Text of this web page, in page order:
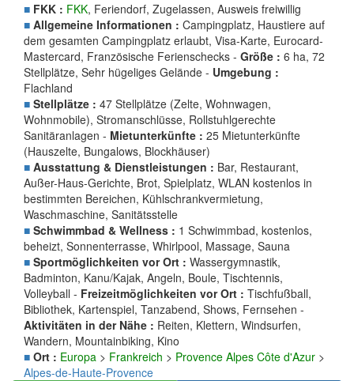
■ FKK : FKK, Feriendorf, Zugelassen, Ausweis freiwillig
■ Allgemeine Informationen : Campingplatz, Haustiere auf
dem gesamten Campingplatz erlaubt, Visa-Karte, Eurocard-
Mastercard, Französische Ferienschecks - Größe : 6 ha, 72
Stellplätze, Sehr hügeliges Gelände - Umgebung :
Flachland
■ Stellplätze : 47 Stellplätze (Zelte, Wohnwagen,
Wohnmobile), Stromanschlüsse, Rollstuhlgerechte
Sanitäranlagen - Mietunterkünfte : 25 Mietunterkünfte
(Hauszelte, Bungalows, Blockhäuser)
■ Ausstattung & Dienstleistungen : Bar, Restaurant,
Außer-Haus-Gerichte, Brot, Spielplatz, WLAN kostenlos in
bestimmten Bereichen, Kühlschrankvermietung,
Waschmaschine, Sanitätsstelle
■ Schwimmbad & Wellness : 1 Schwimmbad, kostenlos,
beheizt, Sonnenterrasse, Whirlpool, Massage, Sauna
■ Sportmöglichkeiten vor Ort : Wassergymnastik,
Badminton, Kanu/Kajak, Angeln, Boule, Tischtennis,
Volleyball - Freizeitmöglichkeiten vor Ort : Tischfußball,
Bibliothek, Kartenspiel, Tanzabend, Shows, Fernsehen -
Aktivitäten in der Nähe : Reiten, Klettern, Windsurfen,
Wandern, Mountainbiking, Kino
■ Ort : Europa > Frankreich > Provence Alpes Côte d'Azur >
Alpes-de-Haute-Provence